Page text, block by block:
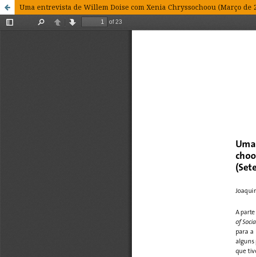
Uma entrevista de Willem Doise com Xenia Chryssochoou (Março de